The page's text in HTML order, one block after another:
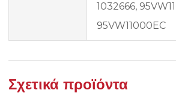
1032666,
95VW11000EC
Σχετικά προϊόντα